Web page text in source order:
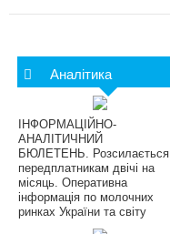
Аналітика
ІНФОРМАЦІЙНО-
АНАЛІТИЧНИЙ
БЮЛЕТЕНЬ. Розсилається
передплатникам двічі на
місяць. Оперативна
інформація по молочних
ринках України та світу